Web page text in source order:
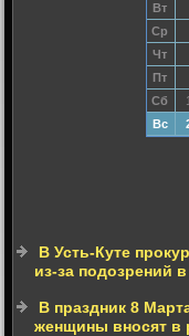
Вт
Ср
Чт
Пт
Сб
1
Вс
В Усть-Куте
из-за подозрений
В праздник 8
женщины вносят в